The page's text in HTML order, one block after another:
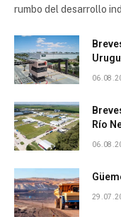
rumbo del desarrollo
Río